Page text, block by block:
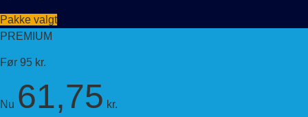
Pakke valgt
PREMIUM
Før 95 kr.
Nu 61,75 kr.